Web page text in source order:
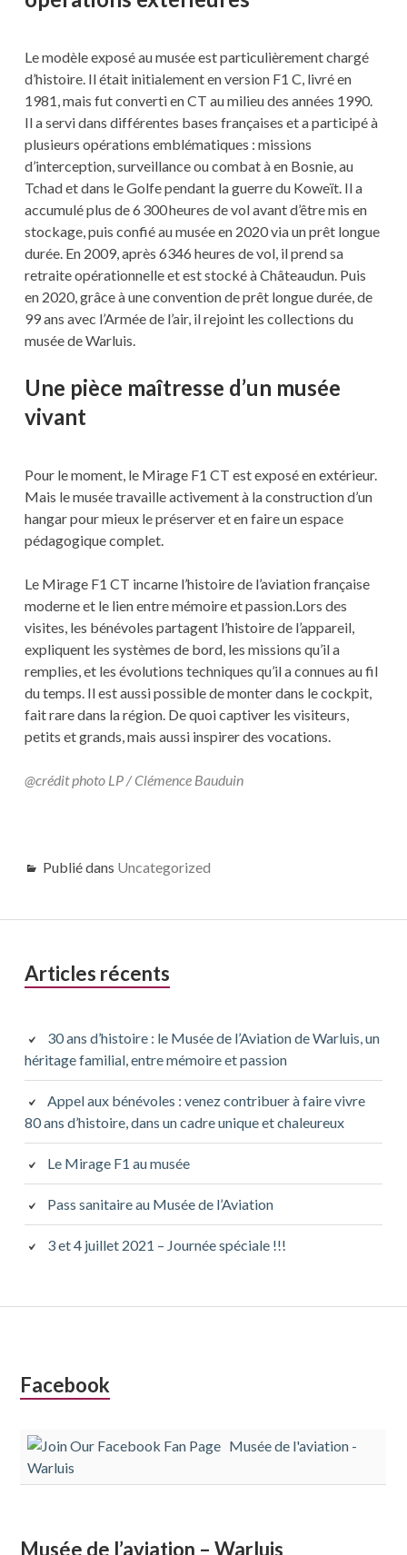
Le modèle exposé au musée est particulièrement chargé
d’histoire. Il était initialement en version F1 C, livré en
1981, mais fut converti en CT au milieu des années 1990.
Il a servi dans différentes bases françaises et a participé à
plusieurs opérations emblématiques : missions
d’interception, surveillance ou combat à en Bosnie, au
Tchad et dans le Golfe pendant la guerre du Koweït. Il a
accumulé plus de 6 300 heures de vol avant d’être mis en
stockage, puis confié au musée en 2020 via un prêt longue
durée. En 2009, après 6346 heures de vol, il prend sa
retraite opérationnelle et est stocké à Châteaudun. Puis
en 2020, grâce à une convention de prêt longue durée, de
99 ans avec l’Armée de l’air, il rejoint les collections du
musée de Warluis.
Une pièce maîtresse d’un musée
vivant
Pour le moment, le Mirage F1 CT est exposé en extérieur.
Mais le musée travaille activement à la construction d’un
hangar pour mieux le préserver et en faire un espace
pédagogique complet.
Le Mirage F1 CT incarne l’histoire de l’aviation française
moderne et le lien entre mémoire et passion.Lors des
visites, les bénévoles partagent l’histoire de l’appareil,
expliquent les systèmes de bord, les missions qu’il a
remplies, et les évolutions techniques qu’il a connues au fil
du temps. Il est aussi possible de monter dans le cockpit,
fait rare dans la région. De quoi captiver les visiteurs,
petits et grands, mais aussi inspirer des vocations.
@crédit photo LP / Clémence Bauduin
Publié dans Uncategorized
Barre
principale
Articles récents
30 ans d’histoire : le Musée de l’Aviation de Warluis, un
héritage familial, entre mémoire et passion
Appel aux bénévoles : venez contribuer à faire vivre
80 ans d’histoire, dans un cadre unique et chaleureux
Le Mirage F1 au musée
Pass sanitaire au Musée de l’Aviation
3 et 4 juillet 2021 – Journée spéciale !!!
Colonne
subsidiaire
Facebook
Musée de l'aviation -
Warluis
Musée de l’aviation – Warluis